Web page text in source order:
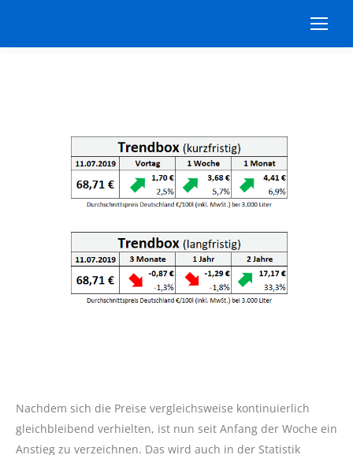
Nachdem sich die Preise vergleichsweise kontinuierlich
gleichbleibend verhielten, ist nun seit Anfang der Woche ein
Anstieg zu verzeichnen. Das wird auch in der Statistik